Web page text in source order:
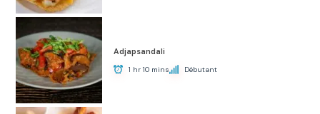
Adjapsandali
1 hr 10 mins Débutant